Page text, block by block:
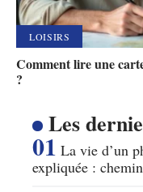
LOISIRS
Comment lire une
?
Les
La vie d’un
expliquée :